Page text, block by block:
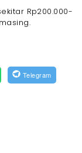
Rp200.000-
Telegram